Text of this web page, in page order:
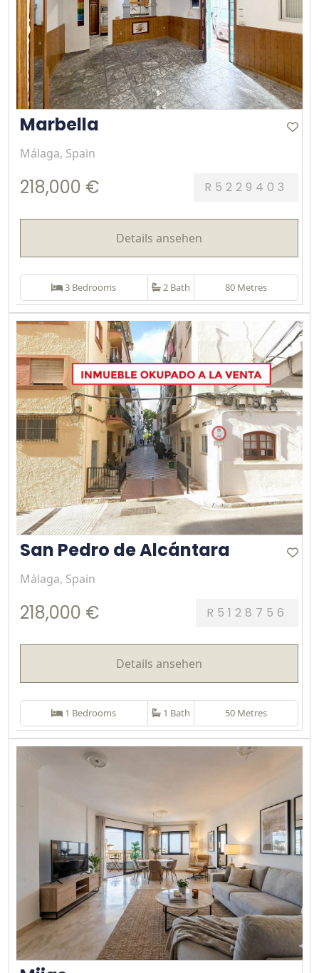
Marbella
Málaga, Spain
218,000 € R5229403
Details ansehen
3 Bedrooms 2 Bath 80 Metres
San Pedro de Alcántara
Málaga, Spain
218,000 € R5128756
Details ansehen
1 Bedrooms 1 Bath 50 Metres